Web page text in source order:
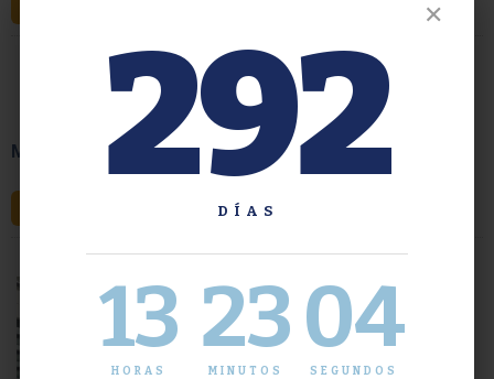
MARCHA NACIONAL UNIVERSITARIA
✕
292
DÍAS
13
HORAS
23
MINUTOS
05
SEGUNDOS